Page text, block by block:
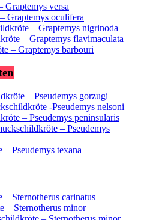
Graptemys versa
Graptemys oculifera
– Graptemys nigrinoda
– Graptemys flavimaculata
– Graptemys barbouri
– Pseudemys gorzugi
-Pseudemys nelsoni
– Pseudemys peninsularis
– Pseudemys
Pseudemys texana
Sternotherus carinatus
– Sternotherus minor